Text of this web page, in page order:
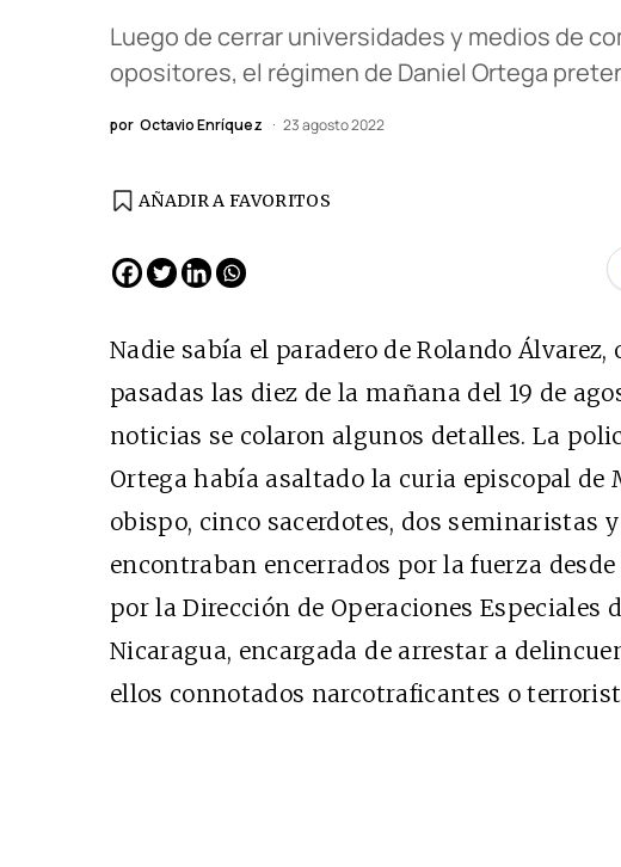
Luego de cerrar universidades y medios de
opositores, el régimen de Daniel Ortega
por Octavio Enríquez 23 agosto 2022
AÑADIR A FAVORITOS
Nadie sabía el paradero de Rolando
pasadas las diez de la mañana del 19 de
noticias se colaron algunos detalles. La
Ortega había asaltado la curia episcopal de
obispo, cinco sacerdotes, dos seminaristas
encontraban encerrados por la fuerza
por la Dirección de Operaciones Especiales
Nicaragua, encargada de arrestar a
ellos connotados narcotraficantes o